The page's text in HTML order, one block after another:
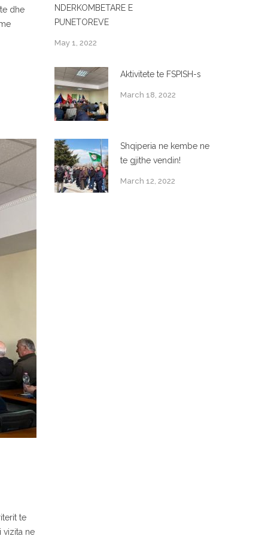
dhe
te
vizita ne
NDERKOMBETARE E
PUNETOREVE
May 1, 2022
Aktivitete te FSPISH-s
March 18, 2022
Shqiperia ne kembe ne
te gjithe vendin!
March 12, 2022